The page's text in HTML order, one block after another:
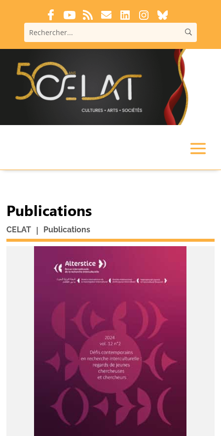
Publications
CELAT | Publications